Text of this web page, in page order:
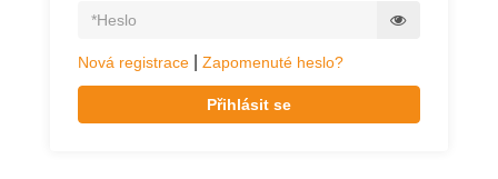
Nová registrace Zapomenuté heslo?
Přihlásit se